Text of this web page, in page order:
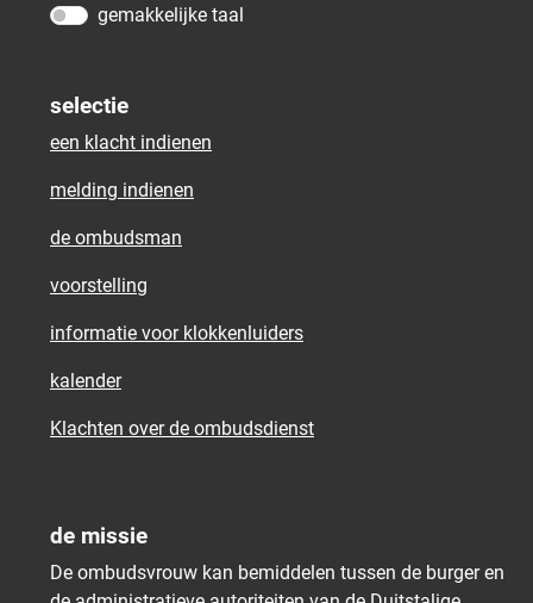
gemakkelijke taal
selectie
een klacht indienen
melding indienen
de ombudsman
voorstelling
informatie voor klokkenluiders
kalender
Klachten over de ombudsdienst
de missie
De ombudsvrouw kan bemiddelen tussen de burger en